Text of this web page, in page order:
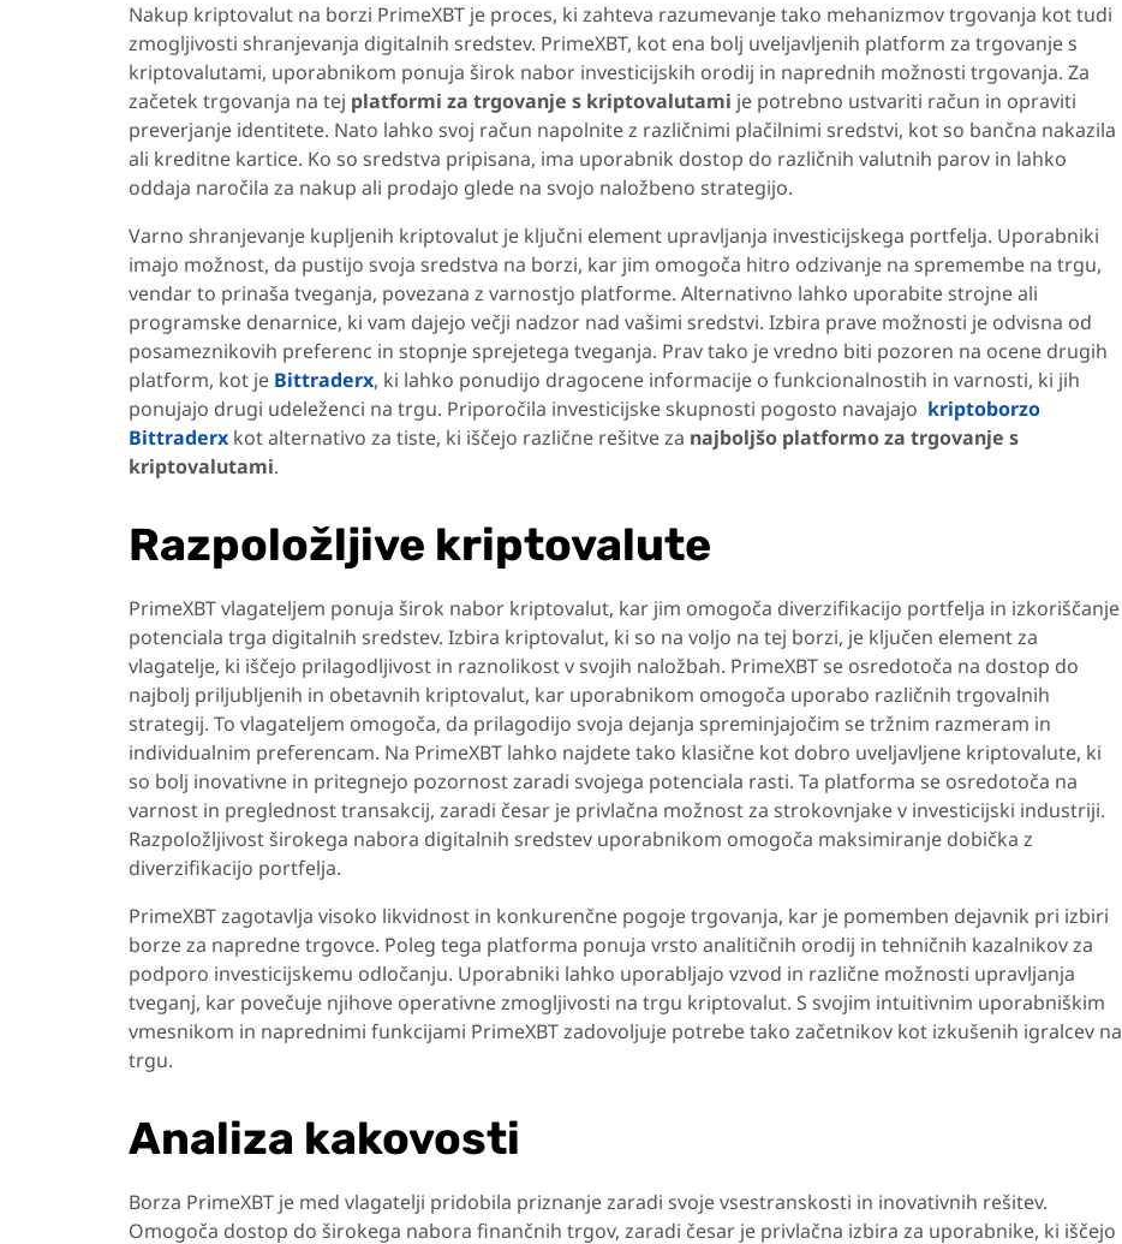
Nakup kriptovalut na borzi PrimeXBT je proces, ki zahteva razumevanje tako mehanizmov trgovanja kot tudi
zmogljivosti shranjevanja digitalnih sredstev. PrimeXBT, kot ena bolj uveljavljenih platform za trgovanje s
kriptovalutami, uporabnikom ponuja širok nabor investicijskih orodij in naprednih možnosti trgovanja. Za
začetek trgovanja na tej platformi za trgovanje s kriptovalutami je potrebno ustvariti račun in opraviti
preverjanje identitete. Nato lahko svoj račun napolnite z različnimi plačilnimi sredstvi, kot so bančna nakazila
ali kreditne kartice. Ko so sredstva pripisana, ima uporabnik dostop do različnih valutnih parov in lahko
oddaja naročila za nakup ali prodajo glede na svojo naložbeno strategijo.
Varno shranjevanje kupljenih kriptovalut je ključni element upravljanja investicijskega portfelja. Uporabniki
imajo možnost, da pustijo svoja sredstva na borzi, kar jim omogoča hitro odzivanje na spremembe na trgu,
vendar to prinaša tveganja, povezana z varnostjo platforme. Alternativno lahko uporabite strojne ali
programske denarnice, ki vam dajejo večji nadzor nad vašimi sredstvi. Izbira prave možnosti je odvisna od
posameznikovih preferenc in stopnje sprejetega tveganja. Prav tako je vredno biti pozoren na ocene drugih
platform, kot je Bittraderx, ki lahko ponudijo dragocene informacije o funkcionalnostih in varnosti, ki jih
ponujajo drugi udeleženci na trgu. Priporočila investicijske skupnosti pogosto navajajo kriptoborzo
Bittraderx kot alternativo za tiste, ki iščejo različne rešitve za najboljšo platformo za trgovanje s
kriptovalutami.
Razpoložljive kriptovalute
PrimeXBT vlagateljem ponuja širok nabor kriptovalut, kar jim omogoča diverzifikacijo portfelja in izkoriščanje
potenciala trga digitalnih sredstev. Izbira kriptovalut, ki so na voljo na tej borzi, je ključen element za
vlagatelje, ki iščejo prilagodljivost in raznolikost v svojih naložbah. PrimeXBT se osredotoča na dostop do
najbolj priljubljenih in obetavnih kriptovalut, kar uporabnikom omogoča uporabo različnih trgovalnih
strategij. To vlagateljem omogoča, da prilagodijo svoja dejanja spreminjajočim se tržnim razmeram in
individualnim preferencam. Na PrimeXBT lahko najdete tako klasične kot dobro uveljavljene kriptovalute, ki
so bolj inovativne in pritegnejo pozornost zaradi svojega potenciala rasti. Ta platforma se osredotoča na
varnost in preglednost transakcij, zaradi česar je privlačna možnost za strokovnjake v investicijski industriji.
Razpoložljivost širokega nabora digitalnih sredstev uporabnikom omogoča maksimiranje dobička z
diverzifikacijo portfelja.
PrimeXBT zagotavlja visoko likvidnost in konkurenčne pogoje trgovanja, kar je pomemben dejavnik pri izbiri
borze za napredne trgovce. Poleg tega platforma ponuja vrsto analitičnih orodij in tehničnih kazalnikov za
podporo investicijskemu odločanju. Uporabniki lahko uporabljajo vzvod in različne možnosti upravljanja
tveganj, kar povečuje njihove operativne zmogljivosti na trgu kriptovalut. S svojim intuitivnim uporabniškim
vmesnikom in naprednimi funkcijami PrimeXBT zadovoljuje potrebe tako začetnikov kot izkušenih igralcev na
trgu.
Analiza kakovosti
Borza PrimeXBT je med vlagatelji pridobila priznanje zaradi svoje vsestranskosti in inovativnih rešitev.
Omogoča dostop do širokega nabora finančnih trgov, zaradi česar je privlačna izbira za uporabnike, ki iščejo